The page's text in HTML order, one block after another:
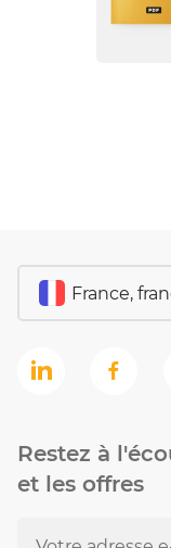
Restez à
et les offres